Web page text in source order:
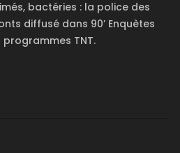
bactéries : la police des
diffusé dans 90’ Enquètes
TNT.